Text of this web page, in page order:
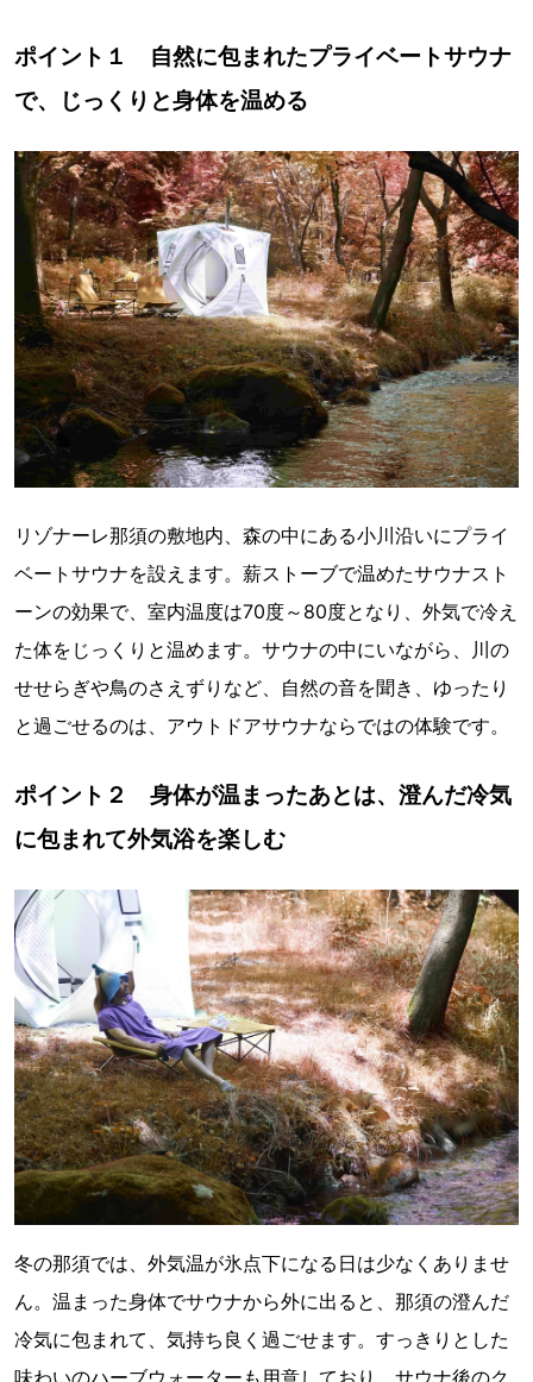
ポイント１ 自然に包まれたプライベートサウナ
で、じっくりと身体を温める
リゾナーレ那須の敷地内、森の中にある小川沿いにプライ
ベートサウナを設えます。薪ストーブで温めたサウナスト
ーンの効果で、室内温度は70度～80度となり、外気で冷え
た体をじっくりと温めます。サウナの中にいながら、川の
せせらぎや鳥のさえずりなど、自然の音を聞き、ゆったり
と過ごせるのは、アウトドアサウナならではの体験です。
ポイント２ 身体が温まったあとは、澄んだ冷気
に包まれて外気浴を楽しむ
冬の那須では、外気温が氷点下になる日は少なくありませ
ん。温まった身体でサウナから外に出ると、那須の澄んだ
冷気に包まれて、気持ち良く過ごせます。すっきりとした